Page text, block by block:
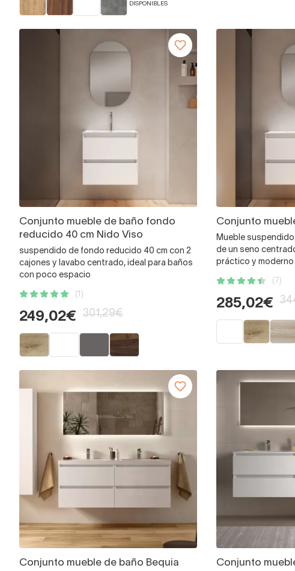
DISPONIBLES
Conjunto mueble de baño fondo
reducido 40 cm Nido Viso
suspendido de fondo reducido 40 cm con 2
cajones y lavabo centrado, ideal para baños
con poco espacio
(1)
249,02€ 301,29€
Conjunto
Mueble
de un seno
práctico y moderno
(7)
285,02€
Conjunto mueble de baño Bequia
Conjunto